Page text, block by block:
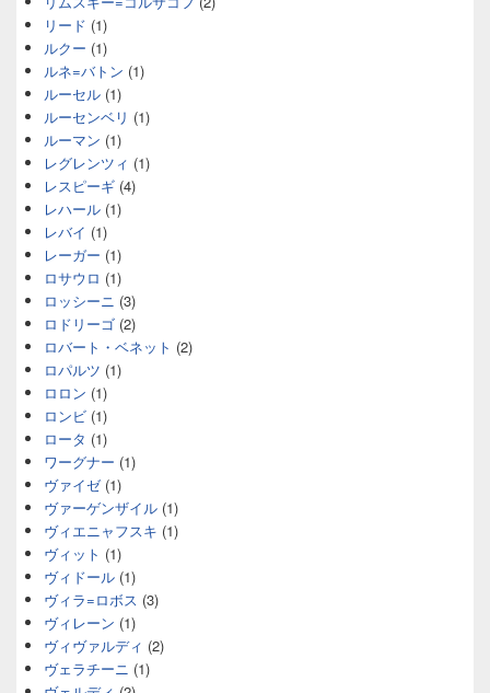
リード (1)
ルクー (1)
ルネ=バトン (1)
ルーセル (1)
ルーセンベリ (1)
ルーマン (1)
レグレンツィ (1)
レスピーギ (4)
レハール (1)
レバイ (1)
レーガー (1)
ロサウロ (1)
ロッシーニ (3)
ロドリーゴ (2)
ロバート・ベネット (2)
ロパルツ (1)
ロロン (1)
ロンビ (1)
ロータ (1)
ワーグナー (1)
ヴァイゼ(1)
ヴァーゲンザイル (1)
ヴィエニャフスキ (1)
ヴィット (1)
ヴィドール (1)
ヴィラ=ロボス (3)
ヴィレーン (1)
ヴィヴァルディ (2)
ヴェラチーニ (1)